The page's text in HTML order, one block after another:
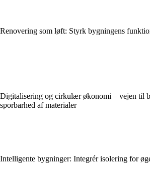
Renovering som løft: Styrk bygningens
Digitalisering og cirkulær økonomi – vejen til
sporbarhed af materialer
Intelligente bygninger: Integrér isolering for